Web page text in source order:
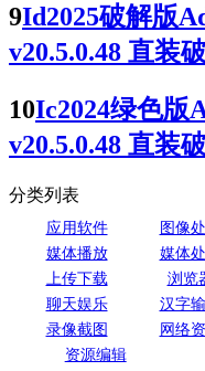
9Id2025破解版
v20.5.0.48 直装
10Ic2024绿色版
v20.5.0.48 直装
分类列表
应用软件 图像
媒体播放
媒体
上传下载
浏览
聊天娱乐
汉字
录像截图
网络
资源编辑